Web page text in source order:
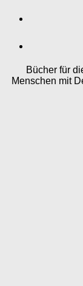
Bücher für
Menschen mit